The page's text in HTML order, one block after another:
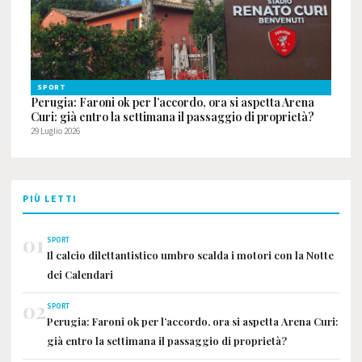
SPORT
Perugia: Faroni ok per l’accordo, ora si aspetta Arena
Curi: già entro la settimana il passaggio di proprietà?
29 Luglio 2026
PIÙ LETTI
01 SPORT
Il calcio dilettantistico umbro scalda i motori con la Notte
dei Calendari
02SPORT
Perugia: Faroni ok per l’accordo, ora si aspetta Arena Curi:
già entro la settimana il passaggio di proprietà?